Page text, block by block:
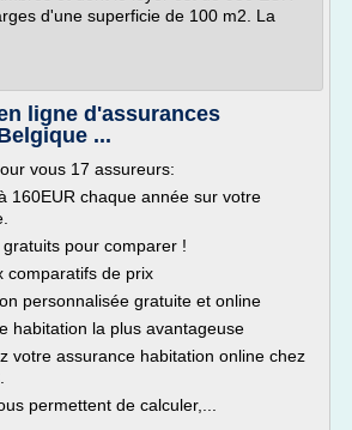
d'une superficie de 100 m2. La
ligne d'assurances
...
vous 17 assureurs:
160EUR chaque année sur votre
pour comparer !
comparatifs de prix
personnalisée gratuite et online
habitation la plus avantageuse
votre assurance habitation online chez
permettent de calculer,...